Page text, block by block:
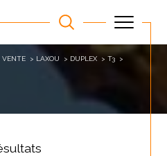
VENTE LAXOU DUPLEX
T3